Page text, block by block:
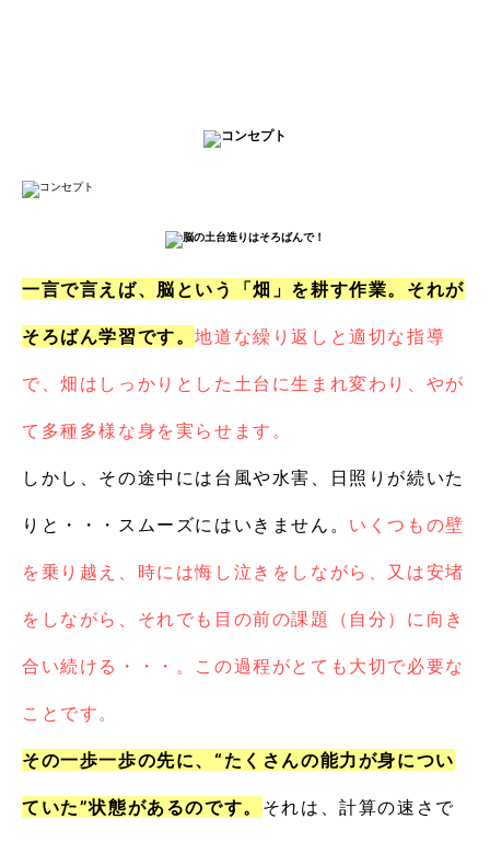
一言で言えば、脳という「畑」を耕す作業。それが
そろばん学習です。地道な繰り返しと適切な指導
で、畑はしっかりとした土台に生まれ変わり、やが
て多種多様な身を実らせます。
しかし、その途中には台風や水害、日照りが続いた
りと・・・スムーズにはいきません。 いくつもの壁
を乗り越え、時には悔し泣きをしながら、又は安堵
をしながら、それでも目の前の課題（自分）に向き
合い続ける・・・。この過程がとても大切で必要な
ことです。
その一歩一歩の先に、“たくさんの能力が身につい
ていた”状態があるのです。 それは、計算の速さで